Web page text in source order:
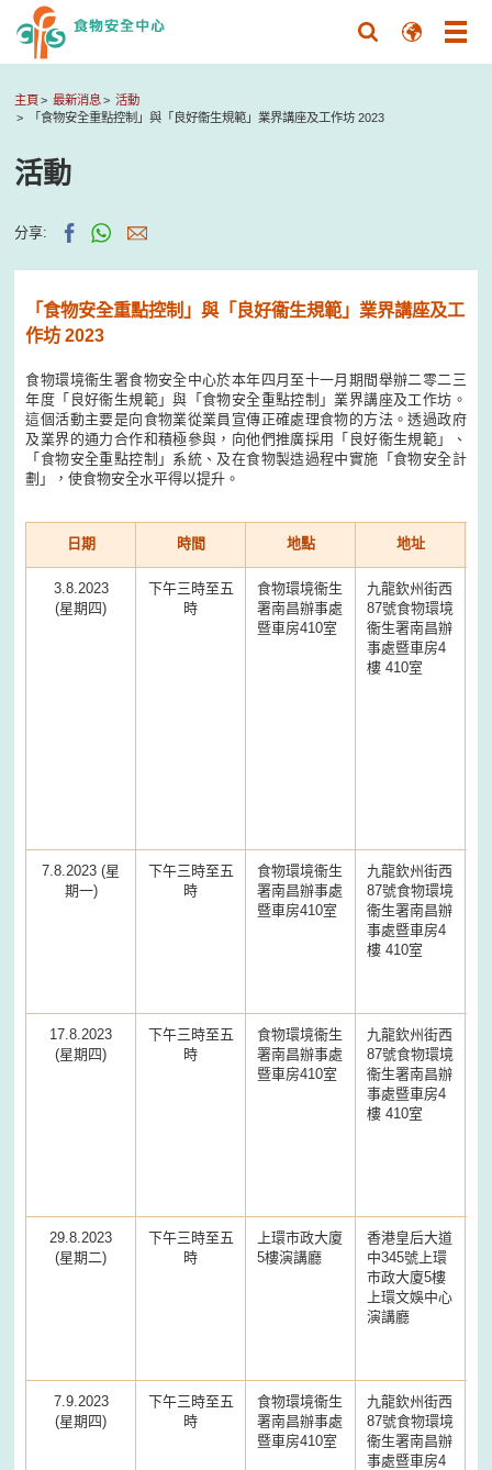
主頁 最新消息
活動
「食物安全重點控制」與「良好衞生規範」業界講座及工作坊 2023
活動
分享:
「食物安全重點控制」與「良好衞生規範」業界講座及工
作坊 2023
食物環境衞生署食物安全中心於本年四月至十一月期間舉辦二零二三
年度「良好衞生規範」與「食物安全重點控制」業界講座及工作坊。
這個活動主要是向食物業從業員宣傳正確處理食物的方法。透過政府
及業界的通力合作和積極參與，向他們推廣採用「良好衞生規範」、
「食物安全重點控制」系統、及在食物製造過程中實施「食物安全計
劃」，使食物安全水平得以提升。
日期 時間 地點 地址
3.8.2023
(星期四)
下午三時至五
時
食物環境衞生
署南昌辦事處
暨車房410室
九龍欽州街西
87號食物環境
衞生署南昌辦
事處暨車房4
樓 410室
7.8.2023 (星
期一)
下午三時至五
時
食物環境衞生
署南昌辦事處
暨車房410室
九龍欽州街西
87號食物環境
衞生署南昌辦
事處暨車房4
樓 410室
17.8.2023
(星期四)
下午三時至五
時
食物環境衞生
署南昌辦事處
暨車房410室
九龍欽州街西
87號食物環境
衞生署南昌辦
事處暨車房4
樓 410室
29.8.2023
(星期二)
下午三時至五
時
上環市政大廈
5樓演講廳
香港皇后大道
中345號上環
市政大廈5樓
上環文娛中心
演講廳
7.9.2023
(星期四)
下午三時至五
時
食物環境衞生
署南昌辦事處
暨車房410室
九龍欽州街西
87號食物環境
衞生署南昌辦
事處暨車房4